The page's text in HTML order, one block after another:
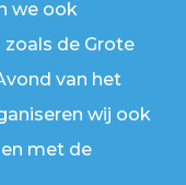
we ook
de Grote
van het
wij ook
met de